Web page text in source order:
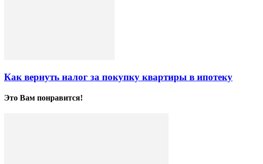
Как вернуть налог за покупку квартиры в ипотеку
Это Вам понравится!